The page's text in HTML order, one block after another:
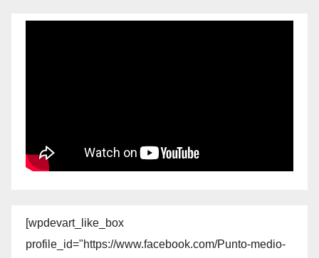
[wpdevart_like_box
profile_id="https://www.facebook.com/Punto-medio-